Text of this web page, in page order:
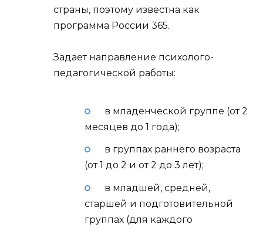
страны, поэтому известна как
программа России 365.
Задает направление психолого-
педагогической работы:
в младенческой группе (от 2
месяцев до 1 года);
в группах раннего возраста
(от 1 до 2 и от 2 до 3 лет);
в младшей, средней,
старшей и подготовительной
группах (для каждого